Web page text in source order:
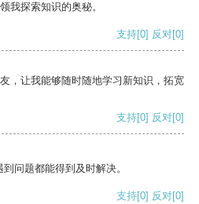
我探索知识的奥秘。
支持[0] 反对[0]
，让我能够随时随地学习新知识，拓宽
支持[0] 反对[0]
问题都能得到及时解决。
支持[0] 反对[0]